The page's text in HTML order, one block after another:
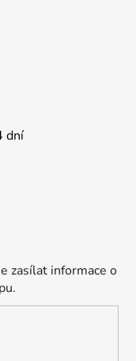
dní
zasílat informace o